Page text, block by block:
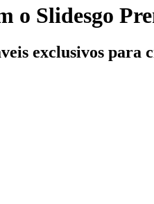
o Slidesgo
exclusivos